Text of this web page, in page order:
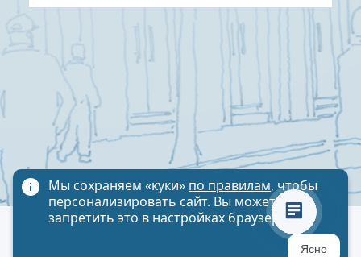
Политика обработки персональных данных
Мы сохраняем «куки» по правилам, чтобы
персонализировать сайт. Вы можете
запретить это в настройках браузера
Ясно